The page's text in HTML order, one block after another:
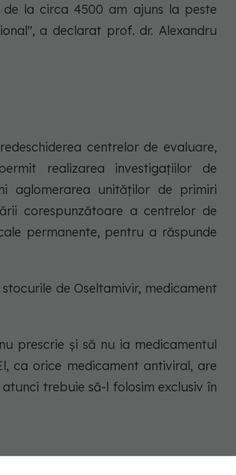
la circa 4500 am ajuns la peste
a declarat prof. dr. Alexandru
centrelor de evaluare,
realizarea investigațiilor de
aglomerarea unităților de primiri
corespunzătoare a centrelor de
permanente, pentru a răspunde
de Oseltamivir, medicament
prescrie şi să nu ia medicamentul
ca orice medicament antiviral, are
trebuie să-l folosim exclusiv în